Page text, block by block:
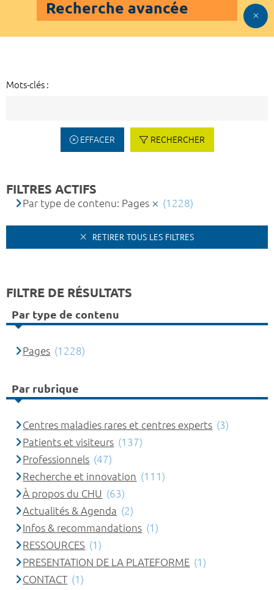
Recherche avancée
Mots-clés :
EFFACER RECHERCHER
FILTRES ACTIFS
Par type de contenu: Pages (1228)
RETIRER TOUS LES FILTRES
FILTRE DE RÉSULTATS
Par type de contenu
Pages (1228)
Par rubrique
Centres maladies rares et centres experts (3)
Patients et visiteurs (137)
Professionnels (47)
Recherche et innovation (111)
À propos du CHU (63)
Actualités & Agenda (2)
Infos & recommandations (1)
RESSOURCES (1)
PRESENTATION DE LA PLATEFORME (1)
CONTACT (1)